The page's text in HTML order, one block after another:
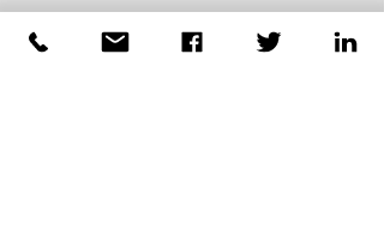
We learned to push through